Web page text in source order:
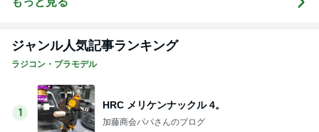
ジャンル人気記事ランキング
ラジコン・プラモデル
1
HRC メリケンナックル 4。
加藤商会パパさんのブログ